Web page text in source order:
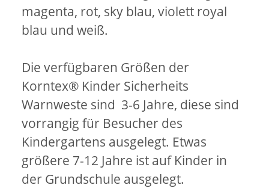
magenta, rot, sky blau, violett royal
blau und weiß.
Die verfügbaren Größen der
Korntex® Kinder Sicherheits
Warnweste sind 3-6 Jahre, diese sind
vorrangig für Besucher des
Kindergartens ausgelegt. Etwas
größere 7-12 Jahre ist auf Kinder in
der Grundschule ausgelegt.